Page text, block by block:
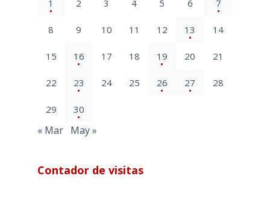
1 2 3 4 5 6 7
8 9 10 11 12 13 14
15 16 17 18 19 20 21
22 23 24 25 26 27 28
29 30
« Mar May »
Contador de visitas